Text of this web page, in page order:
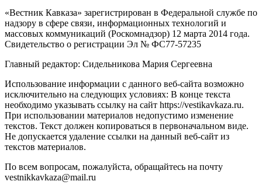
«Вестник Кавказа» зарегистрирован в Федеральной службе по
надзору в сфере связи, информационных технологий и
массовых коммуникаций (Роскомнадзор) 12 марта 2014 года.
Свидетельство о регистрации Эл № ФС77-57235
Главный редактор: Сидельникова Мария Сергеевна
Использование информации с данного веб-сайта возможно
исключительно на следующих условиях: В конце текста
необходимо указывать ссылку на сайт https://vestikavkaza.ru.
При использовании материалов недопустимо изменение
текстов. Текст должен копироваться в первоначальном виде.
Не допускается удаление ссылки на данный веб-сайт из
текстов материалов.
По всем вопросам, пожалуйста, обращайтесь на почту
vestnikkavkaza@mail.ru